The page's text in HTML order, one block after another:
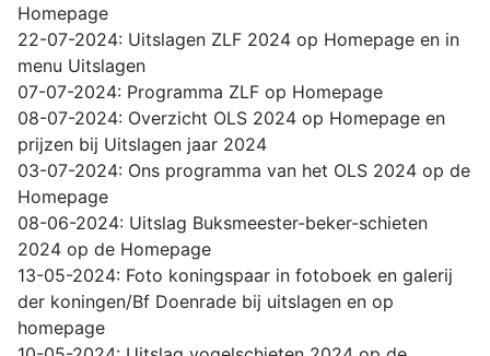
Homepage
22-07-2024: Uitslagen ZLF 2024 op Homepage en in
menu Uitslagen
07-07-2024: Programma ZLF op Homepage
08-07-2024: Overzicht OLS 2024 op Homepage en
prijzen bij Uitslagen jaar 2024
03-07-2024: Ons programma van het OLS 2024 op de
Homepage
08-06-2024: Uitslag Buksmeester-beker-schieten
2024 op de Homepage
13-05-2024: Foto koningspaar in fotoboek en galerij
der koningen/Bf Doenrade bij uitslagen en op
homepage